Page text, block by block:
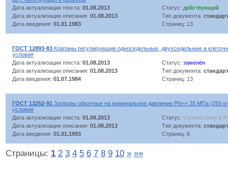
Дата актуализации текста: 01.08.2013 Статус: действующий
Дата актуализации описания: 01.08.2013 Тип документа: стандарт
Дата введения: 01.01.1983 Страниц: 13
ГОСТ 12893-83 Клапаны регулирующие односедельные, двухседельные и
условия
Дата актуализации текста: 01.08.2013 Статус: заменён
Дата актуализации описания: 01.08.2013 Тип документа: стандарт
Дата введения: 01.07.1984 Страниц: 13
ГОСТ 13252-91 Затворы обратные на номинальное давление РN<= 25 МПа (250
условия
Дата актуализации текста: 01.08.2013 Статус: утратил силу в
Дата актуализации описания: 01.08.2013 Тип документа: стандарт
Дата введения: 01.01.1993 Страниц: 6
Страницы: 1 2 3 4 5 6 7 8 9 10 » »»